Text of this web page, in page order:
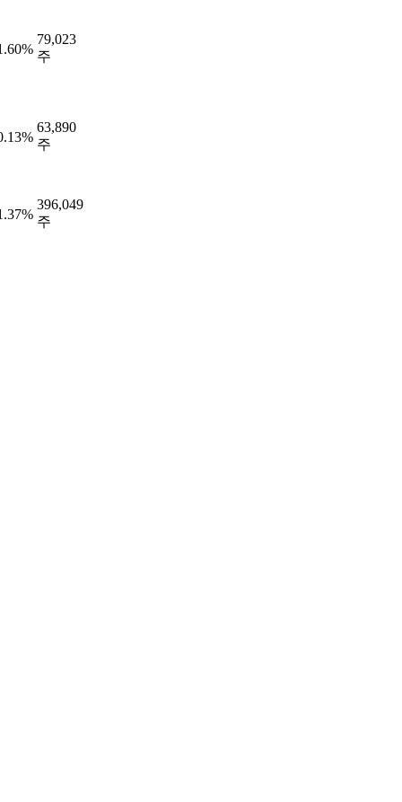
79,023
주
63,890
주
396,049
주